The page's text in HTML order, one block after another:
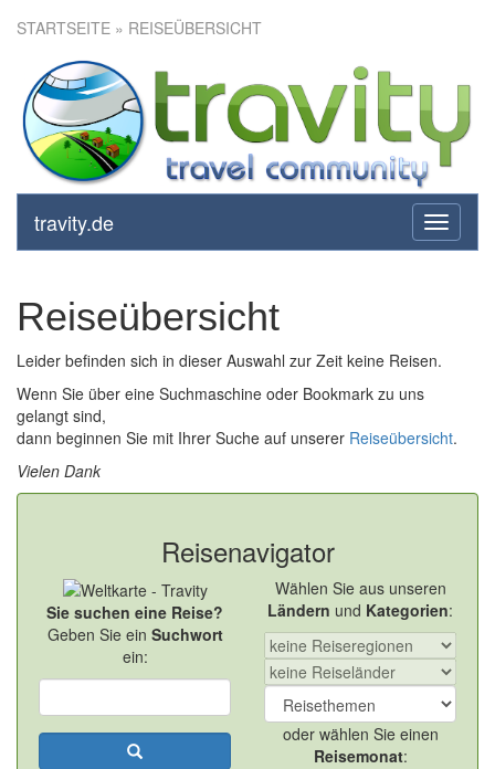
STARTSEITE » REISEÜBERSICHT
toggle
travity.de
Reiseübersicht
Leider befinden sich in dieser Auswahl zur Zeit keine Reisen.
Wenn Sie über eine Suchmaschine oder Bookmark zu uns
gelangt sind,
dann beginnen Sie mit Ihrer Suche auf unserer Reiseübersicht.
Vielen Dank
Reisenavigator
Sie suchen eine Reise?
Geben Sie ein Suchwort
ein:
Wählen Sie aus unseren
Ländern und Kategorien:
oder wählen Sie einen
Reisemonat: